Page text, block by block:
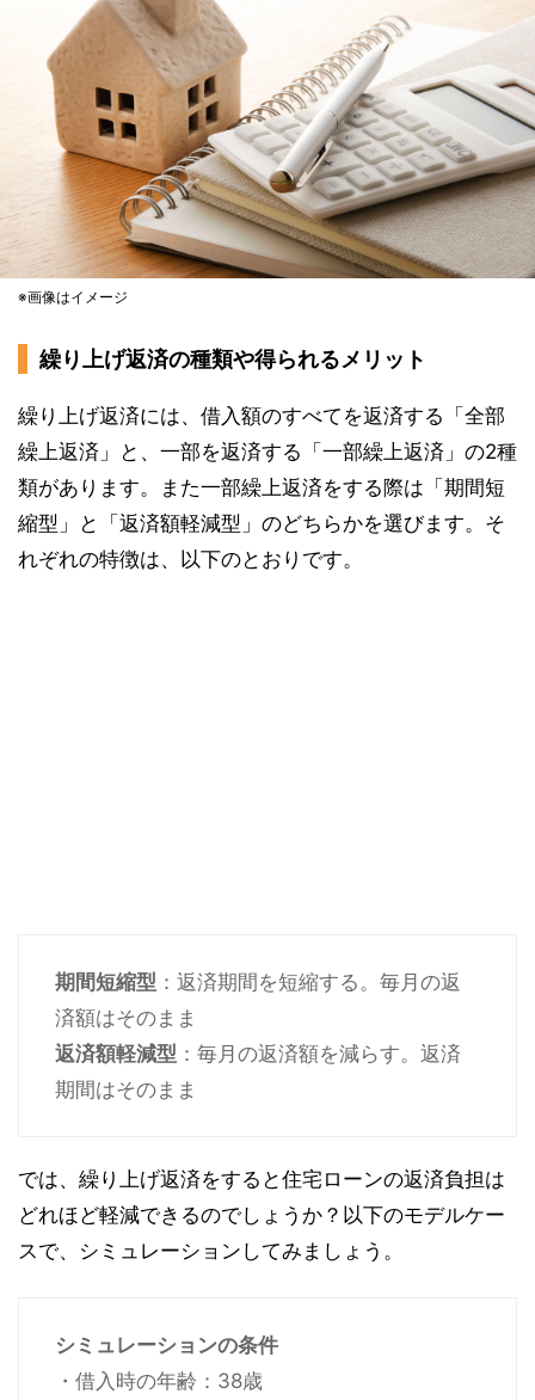
※画像はイメージ
繰り上げ返済の種類や得られるメリット
繰り上げ返済には、借入額のすべてを返済する「全部
繰上返済」と、一部を返済する「一部繰上返済」の2種
類があります。また一部繰上返済をする際は「期間短
縮型」と「返済額軽減型」のどちらかを選びます。そ
れぞれの特徴は、以下のとおりです。
期間短縮型 ：返済期間を短縮する。毎月の返
済額はそのまま
返済額軽減型 ：毎月の返済額を減らす。返済
期間はそのまま
では、繰り上げ返済をすると住宅ローンの返済負担は
どれほど軽減できるのでしょうか？以下のモデルケー
スで、シミュレーションしてみましょう。
シミュレーションの条件
・借入時の年齢：38歳